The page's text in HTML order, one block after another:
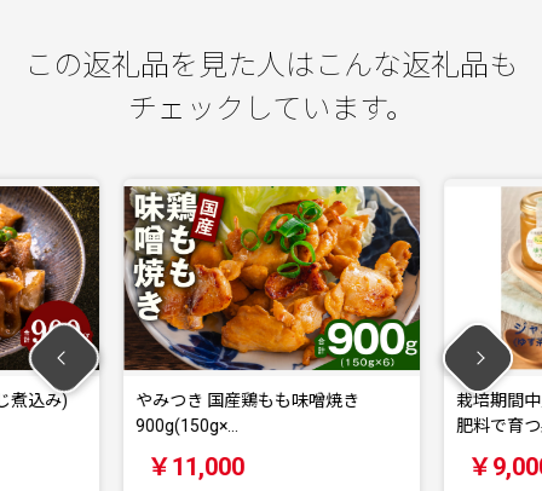
この返礼品を見た人はこんな返礼品も
チェックしています。
煮込み)
やみつき 国産鶏もも味噌焼き
900g(150g×…
￥11,000
栽培期間
肥料で育
￥